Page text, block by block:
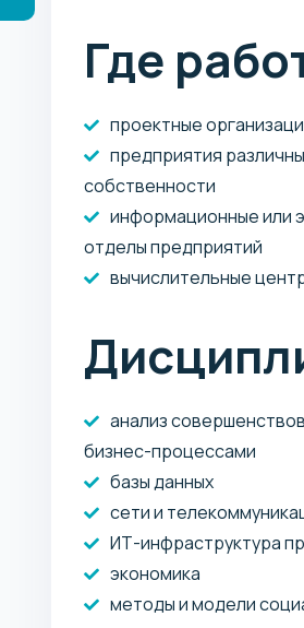
Где
проектные
предприятия
собственности
информационные или
отделы предприятий
вычислительные
анализ
бизнес-процессами
базы данных
сети и
ИТ-инфраструктура
экономика
методы и модели